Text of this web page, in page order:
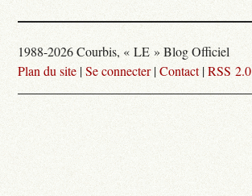
1988-2026 Courbis, « LE » Blog Officiel
Plan du site |Se connecter|Contact|RSS 2.0